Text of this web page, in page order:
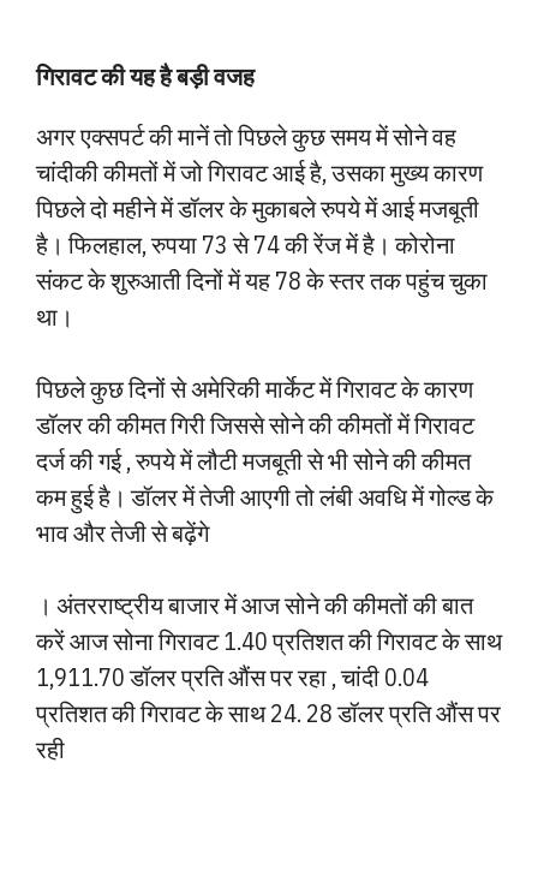
गिरावट की यह है बड़ी वजह
अगर एक्सपर्ट की मानें तो पिछले कुछ समय में सोने वह
चांदीकी कीमतों में जो गिरावट आई है, उसका मुख्य कारण
पिछले दो महीने में डॉलर के मुकाबले रुपये में आई मजबूती
है। फिलहाल, रुपया 73 से 74 की रेंज में है। कोरोना
संकट के शुरुआती दिनों में यह 78 के स्तर तक पहुंच चुका
था।
पिछले कुछ दिनों से अमेरिकी मार्केट में गिरावट के कारण
डॉलर की कीमत गिरी जिससे सोने की कीमतों में गिरावट
दर्ज की गई , रुपये में लौटी मजबूती से भी सोने की कीमत
कम हुई है। डॉलर में तेजी आएगी तो लंबी अवधि में गोल्ड के
भाव और तेजी से बढ़ेंगे
। अंतरराष्ट्रीय बाजार में आज सोने की कीमतों की बात
करें आज सोना गिरावट 1.40 प्रतिशत की गिरावट के साथ
1,911.70 डॉलर प्रति औंस पर रहा , चांदी 0.04
प्रतिशत की गिरावट के साथ 24. 28 डॉलर प्रति औंस पर
रही